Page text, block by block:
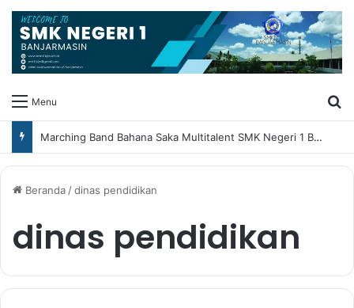
Menu
Marching Band Bahana Saka Multitalent SMK Negeri 1 Banjarmasin Borong Prestasi di Festival Borneo Marching Day 2026
Beranda/dinas pendidikan
dinas pendidikan